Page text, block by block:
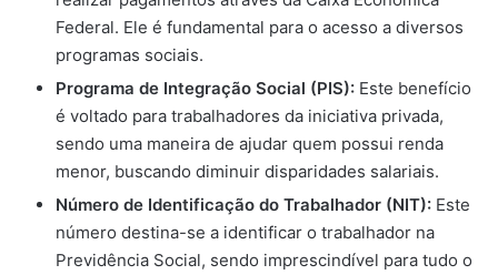
Federal. Ele é fundamental para o acesso a diversos
programas sociais.
Programa de Integração Social (PIS): Este benefício
é voltado para trabalhadores da iniciativa privada,
sendo uma maneira de ajudar quem possui renda
menor, buscando diminuir disparidades salariais.
Número de Identificação do Trabalhador (NIT): Este
número destina-se a identificar o trabalhador na
Previdência Social, sendo imprescindível para tudo o